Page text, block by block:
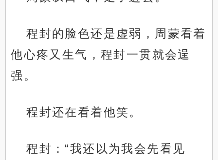
程封的脸色还是虚弱，周蒙看着
他心疼又生气，程封一贯就会逞
强。
程封还在看着他笑。
程封：“我还以为我会先看见